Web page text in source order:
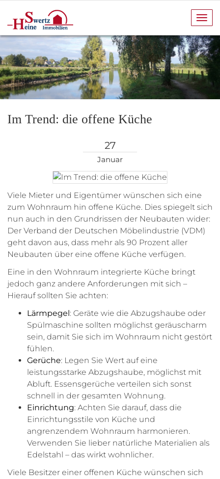
Im Trend: die offene Küche
27
Januar
Viele Mieter und Eigentümer wünschen sich eine
zum Wohnraum hin offene Küche. Dies spiegelt sich
nun auch in den Grundrissen der Neubauten wider:
Der Verband der Deutschen Möbelindustrie (VDM)
geht davon aus, dass mehr als 90 Prozent aller
Neubauten über eine offene Küche verfügen.
Eine in den Wohnraum integrierte Küche bringt
jedoch ganz andere Anforderungen mit sich –
Hierauf sollten Sie achten:
Lärmpegel: Geräte wie die Abzugshaube oder
Spülmaschine sollten möglichst geräuscharm
sein, damit Sie sich im Wohnraum nicht gestört
fühlen.
Gerüche: Legen Sie Wert auf eine
leistungsstarke Abzugshaube, möglichst mit
Abluft. Essensgerüche verteilen sich sonst
schnell in der gesamten Wohnung.
Einrichtung: Achten Sie darauf, dass die
Einrichtungsstile von Küche und
angrenzendem Wohnraum harmonieren.
Verwenden Sie lieber natürliche Materialien als
Edelstahl – das wirkt wohnlicher.
Viele Besitzer einer offenen Küche wünschen sich